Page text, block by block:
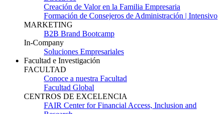
Creación de Valor en la Familia Empresaria
Formación de Consejeros de Administración | Intensivo
MARKETING
B2B Brand Bootcamp
In-Company
Soluciones Empresariales
Facultad e Investigación
FACULTAD
Conoce a nuestra Facultad
Facultad Global
CENTROS DE EXCELENCIA
FAIR Center for Financial Access, Inclusion and